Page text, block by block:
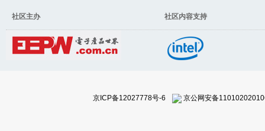
社区主办 社区内容支持
京ICP备12027778号-6 京公网安备